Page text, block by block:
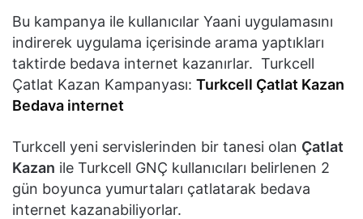
Bu kampanya ile kullanıcılar Yaani uygulamasını
indirerek uygulama içerisinde arama yaptıkları
taktirde bedava internet kazanırlar. Turkcell
Çatlat Kazan Kampanyası: Turkcell Çatlat Kazan
Bedava internet
Turkcell yeni servislerinden bir tanesi olan Çatlat
Kazan ile Turkcell GNÇ kullanıcıları belirlenen 2
gün boyunca yumurtaları çatlatarak bedava
internet kazanabiliyorlar.